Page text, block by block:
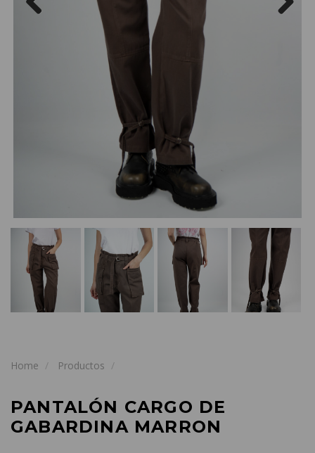
Home Productos
PANTALÓN CARGO DE
GABARDINA MARRON